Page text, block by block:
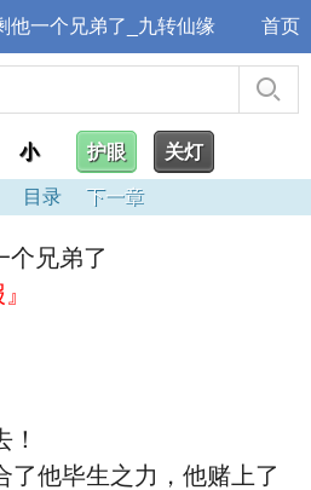
他一个兄弟了_九转仙缘 首页
小 护眼 关灯
目录 下一章
个兄弟了
了他毕生之力，他赌上了